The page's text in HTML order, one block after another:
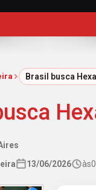
Brasil busca
13/06/2026 às